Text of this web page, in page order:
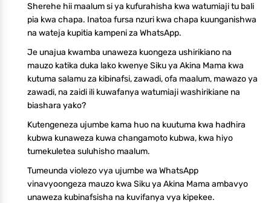
Sherehe hii maalum si ya kufurahisha kwa watumiaji tu bali
pia kwa chapa. Inatoa fursa nzuri kwa chapa kuunganishwa
na wateja kupitia kampeni za WhatsApp.
Je unajua kwamba unaweza kuongeza ushirikiano na
mauzo katika duka lako kwenye Siku ya Akina Mama kwa
kutuma salamu za kibinafsi, zawadi, ofa maalum, mawazo ya
zawadi, na zaidi ili kuwafanya watumiaji washirikiane na
biashara yako?
Kutengeneza ujumbe kama huo na kuutuma kwa hadhira
kubwa kunaweza kuwa changamoto kubwa, kwa hiyo
tumekuletea suluhisho maalum.
Tumeunda violezo vya ujumbe wa WhatsApp
vinavyoongeza mauzo kwa Siku ya Akina Mama ambavyo
unaweza kubinafsisha na kuvifanya vya kipekee.